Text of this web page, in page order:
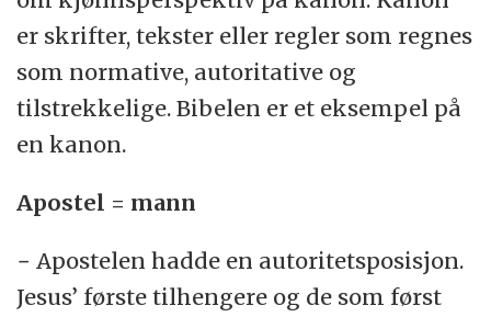
er skrifter, tekster eller regler som regnes
som normative, autoritative og
tilstrekkelige. Bibelen er et eksempel på
en kanon.
Apostel = mann
− Apostelen hadde en autoritetsposisjon.
Jesus’ første tilhengere og de som først